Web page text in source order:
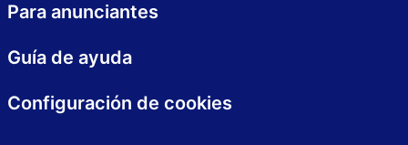
Para anunciantes
Guía de ayuda
Configuración de cookies